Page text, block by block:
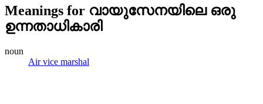
Meanings for വായുസേനയിലെ ഒരു
ഉന്നതാധികാരി
noun
Air vice marshal